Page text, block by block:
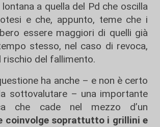
a quella del Pd che oscilla
e che, appunto, teme che i
essere maggiori di quelli già
stesso, nel caso di revoca,
rischio del fallimento.
ha anche – e non è certo
sottovalutare – una importante
che cade nel mezzo d’un
coinvolge soprattutto i grillini e